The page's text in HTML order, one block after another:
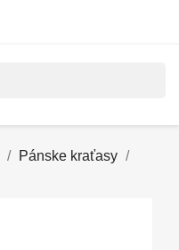
Pánske kraťasy